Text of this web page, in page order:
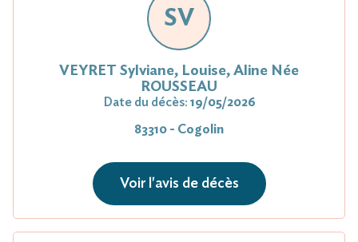
SV
VEYRET Sylviane, Louise, Aline Née
ROUSSEAU
Date du décès: 19/05/2026
83310 - Cogolin
Voir l'avis de décès